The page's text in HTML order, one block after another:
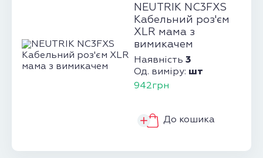
NEUTRIK NC3FXS
Кабельний роз'єм
XLR мама з
вимикачем
Наявність 3
Од. виміру: шт
942грн
До кошика